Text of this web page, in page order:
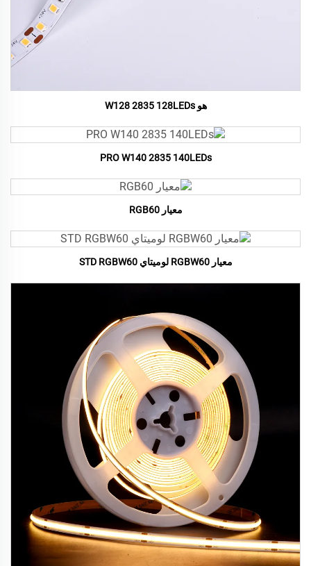
هو W128 2835 128LEDs
PRO W140 2835 140LEDs
معيار RGB60
معيار RGBW60 لوميتاي STD RGBW60